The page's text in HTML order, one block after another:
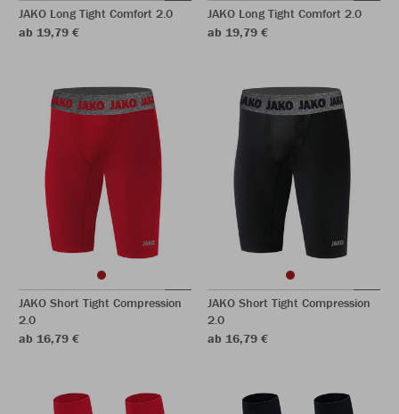
JAKO Long Tight Comfort 2.0
ab 19,79 €
JAKO Long Tight Comfort 2.0
ab 19,79 €
JAKO Short Tight Compression
2.0
ab 16,79 €
JAKO Short Tight Compression
2.0
ab 16,79 €